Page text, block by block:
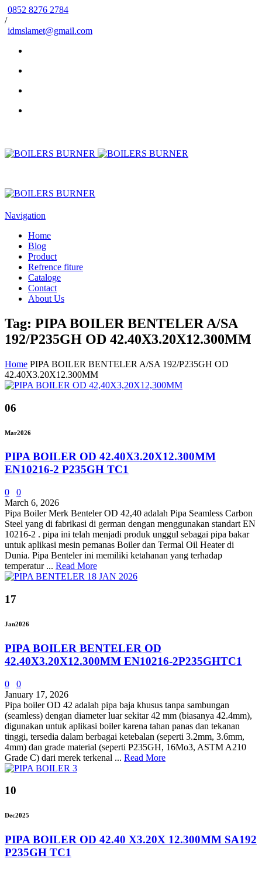
0852 8276 2784
/
idmslamet@gmail.com
Navigation
Home
Blog
Product
Refrence fiture
Cataloge
Contact
About Us
Tag: PIPA BOILER BENTELER A/SA
192/P235GH OD 42.40X3.20X12.300MM
Home PIPA BOILER BENTELER A/SA 192/P235GH OD
42.40X3.20X12.300MM
06
Mar2026
PIPA BOILER OD 42.40X3.20X12.300MM
EN10216-2 P235GH TC1
0
0
March 6, 2026
Pipa Boiler Merk Benteler OD 42,40 adalah Pipa Seamless Carbon
Steel yang di fabrikasi di german dengan menggunakan standart EN
10216-2 . pipa ini telah menjadi produk unggul sebagai pipa bakar
untuk aplikasi mesin pemanas Boiler dan Termal Oil Heater di
Dunia. Pipa Benteler ini memiliki ketahanan yang terhadap
temperatur ... Read More
17
Jan2026
PIPA BOILER BENTELER OD
42.40X3.20X12.300MM EN10216-2P235GHTC1
0
0
January 17, 2026
Pipa boiler OD 42 adalah pipa baja khusus tanpa sambungan
(seamless) dengan diameter luar sekitar 42 mm (biasanya 42.4mm),
digunakan untuk aplikasi boiler karena tahan panas dan tekanan
tinggi, tersedia dalam berbagai ketebalan (seperti 3.2mm, 3.6mm,
4mm) dan grade material (seperti P235GH, 16Mo3, ASTM A210
Grade C) dari merek terkenal ... Read More
10
Dec2025
PIPA BOILER OD 42.40 X3.20X 12.300MM SA192
P235GH TC1